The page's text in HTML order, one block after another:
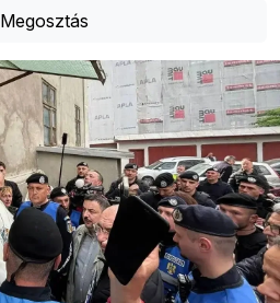
Megosztás